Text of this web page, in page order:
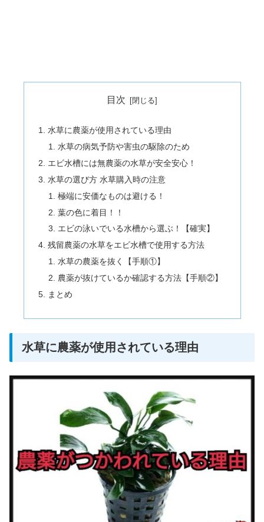
目次
水草に農薬が使用されている理由
水草の病気予防や害虫の駆除のため
エビ水槽には無農薬の水草が安全安心！
水草の選び方 水草購入時の注意
極端に安価なものは避ける！
葉の色に着目！！
エビの泳いでいる水槽から選ぶ！【確実】
残留農薬の水草をエビ水槽で使用する方法
水草の農薬を抜く【手順①】
農薬が抜けているか確認する方法【手順②】
まとめ
水草に農薬が使用されている理由